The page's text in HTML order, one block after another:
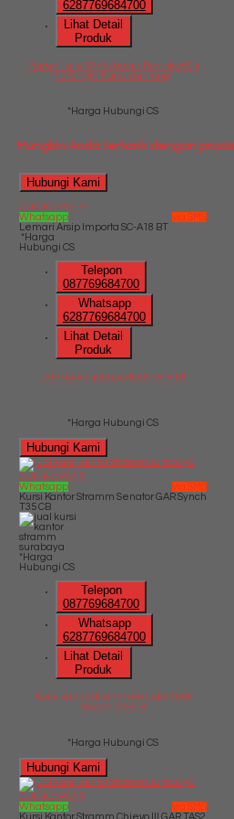
6287769684700
Lihat Detail
Produk
Papan Tulis Whiteboard Hanako 60 x
90 Single Face Gantung
*Harga Hubungi CS
Mungkin Anda tertarik dengan
Hubungi Kami
QUICK ORDER
Whatsapp
via SMS
Lemari Arsip Importa SC-A18 BT
*Harga
Hubungi CS
Telepon
087769684700
Whatsapp
6287769684700
Lihat Detail
Produk
Lemari Arsip Importa SC-A18 BT
*Harga Hubungi CS
Hubungi Kami
QUICK ORDER
Whatsapp
via SMS
Kursi Kantor Stramm Senator GAR Synch
T35 CB
*Harga
Hubungi CS
Telepon
087769684700
Whatsapp
6287769684700
Lihat Detail
Produk
Kursi Kantor Stramm Senator GAR
Synch T35 CB
*Harga Hubungi CS
Hubungi Kami
QUICK ORDER
Whatsapp
via SMS
Kursi Kantor Stramm Chievo III GAR TAS2